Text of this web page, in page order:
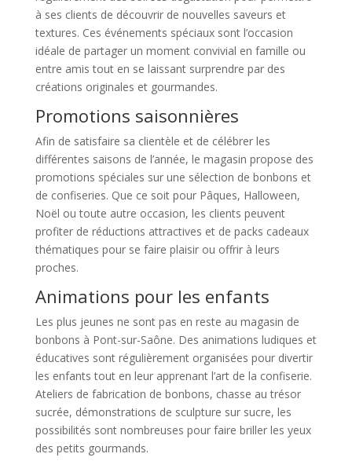
à ses clients de découvrir de nouvelles saveurs et
textures. Ces événements spéciaux sont l’occasion
idéale de partager un moment convivial en famille ou
entre amis tout en se laissant surprendre par des
créations originales et gourmandes.
Promotions saisonnières
Afin de satisfaire sa clientèle et de célébrer les
différentes saisons de l’année, le magasin propose des
promotions spéciales sur une sélection de bonbons et
de confiseries. Que ce soit pour Pâques, Halloween,
Noël ou toute autre occasion, les clients peuvent
profiter de réductions attractives et de packs cadeaux
thématiques pour se faire plaisir ou offrir à leurs
proches.
Animations pour les enfants
Les plus jeunes ne sont pas en reste au magasin de
bonbons à Pont-sur-Saône. Des animations ludiques et
éducatives sont régulièrement organisées pour divertir
les enfants tout en leur apprenant l’art de la confiserie.
Ateliers de fabrication de bonbons, chasse au trésor
sucrée, démonstrations de sculpture sur sucre, les
possibilités sont nombreuses pour faire briller les yeux
des petits gourmands.